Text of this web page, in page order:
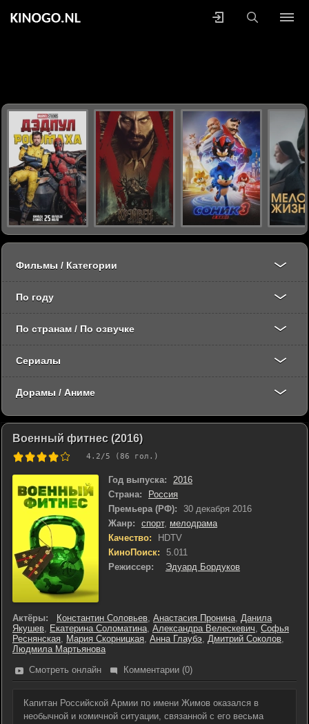
Военный фитнес (2016)
4.2/5 (86 гол.)
Год выпуска:
2016
Страна:
Россия
Премьера (РФ):
30 декабря 2016
Жанр:
спорт, мелодрама
Качество:
HDTV
КиноПоиск:
5.011
Режиссер:
Эдуард Бордуков
Актёры: Константин Соловьев, Анастасия Пронина, Данила
Якушев, Екатерина Соломатина, Александра Велескевич, Софья
Реснянская, Мария Скорницкая, Анна Глаубэ, Дмитрий Соколов,
Людмила Мартьянова
Смотреть онлайн
Комментарии (0)
Капитан Российской Армии по имени Жимов оказался в
необычной и комичной ситуации, связанной с его весьма
Фильмы / Категории
По году
По странам / По озвучке
Сериалы
Дорамы / Аниме